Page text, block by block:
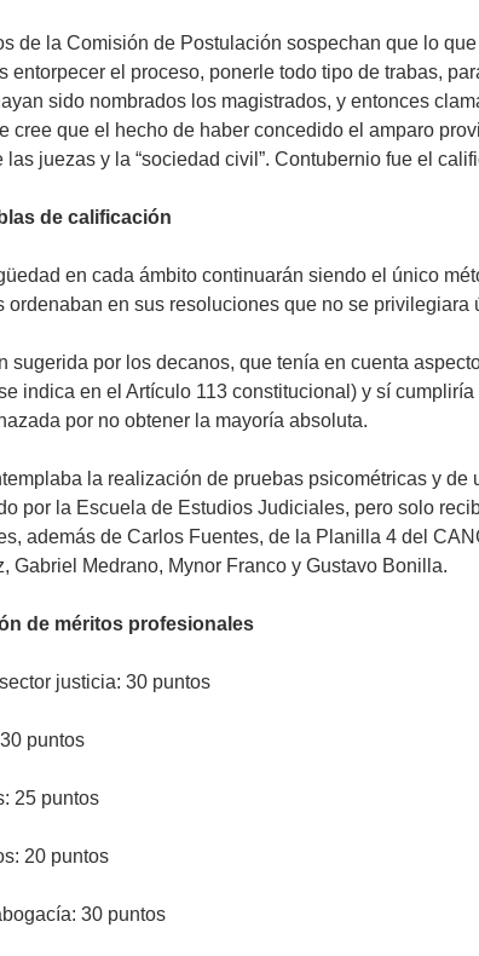
de la Comisión de Postulación sospechan que lo
entorpecer el proceso, ponerle todo tipo de trabas,
sido nombrados los magistrados, y entonces
cree que el hecho de haber concedido el amparo
las juezas y la “sociedad civil”. Contubernio fue el
de calificación
en cada ámbito continuarán siendo el único
ordenaban en sus resoluciones que no se privilegiara
sugerida por los decanos, que tenía en cuenta
indica en el Artículo 113 constitucional) y sí
por no obtener la mayoría absoluta.
la realización de pruebas psicométricas y de
por la Escuela de Estudios Judiciales, pero solo
además de Carlos Fuentes, de la Planilla 4 del
Gabriel Medrano, Mynor Franco y Gustavo Bonilla.
de méritos profesionales
justicia: 30 puntos
puntos
25 puntos
20 puntos
30 puntos